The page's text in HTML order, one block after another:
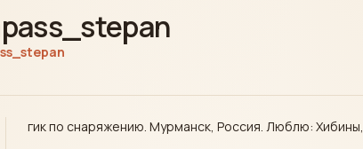
гик по снаряжению. Мурманск, Россия. Люблю: